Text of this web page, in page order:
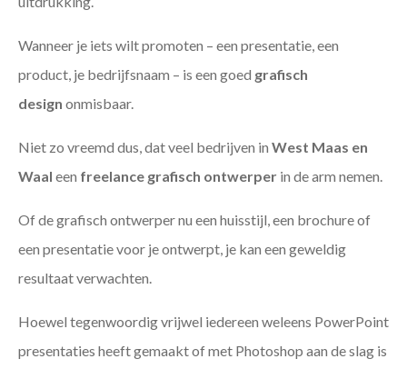
Wanneer je iets wilt promoten – een presentatie, een
product, je bedrijfsnaam – is een goed grafisch
design onmisbaar.
Niet zo vreemd dus, dat veel bedrijven in West Maas en
Waal een freelance grafisch ontwerper in de arm nemen.
Of de grafisch ontwerper nu een huisstijl, een brochure of
een presentatie voor je ontwerpt, je kan een geweldig
resultaat verwachten.
Hoewel tegenwoordig vrijwel iedereen weleens PowerPoint
presentaties heeft gemaakt of met Photoshop aan de slag is